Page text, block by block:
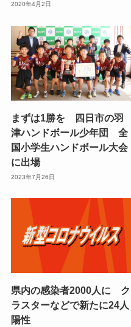
2020年4月2日
まずは1勝を 四日市の羽
津ハンドボール少年団 全
国小学生ハンドボール大会
に出場
2023年7月26日
県内の感染者2000人に ク
ラスターなどで新たに24人
陽性